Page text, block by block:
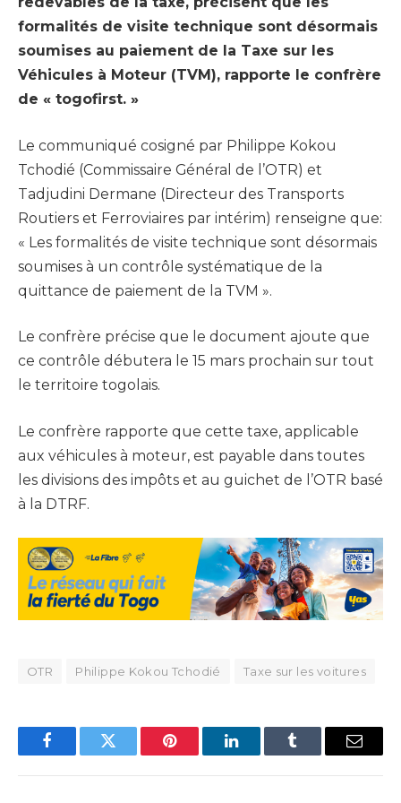
formalités de visite technique sont désormais
soumises au paiement de la Taxe sur les
Véhicules à Moteur (TVM), rapporte le confrère
de « togofirst. »
Le communiqué cosigné par Philippe Kokou
Tchodié (Commissaire Général de l’OTR) et
Tadjudini Dermane (Directeur des Transports
Routiers et Ferroviaires par intérim) renseigne que:
« Les formalités de visite technique sont désormais
soumises à un contrôle systématique de la
quittance de paiement de la TVM ».
Le confrère précise que le document ajoute que
ce contrôle débutera le 15 mars prochain sur tout
le territoire togolais.
Le confrère rapporte que cette taxe, applicable
aux véhicules à moteur, est payable dans toutes
les divisions des impôts et au guichet de l’OTR basé
à la DTRF.
OTR Philippe Kokou Tchodié Taxe sur les voitures
FacebookTwitter Pinterest LinkedInTumblr Email